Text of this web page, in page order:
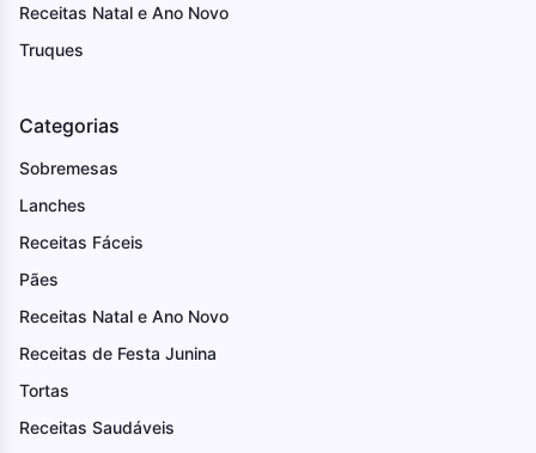
Receitas Natal e Ano Novo
Truques
Categorias
Sobremesas
Lanches
Receitas Fáceis
Pães
Receitas Natal e Ano Novo
Receitas de Festa Junina
Tortas
Receitas Saudáveis